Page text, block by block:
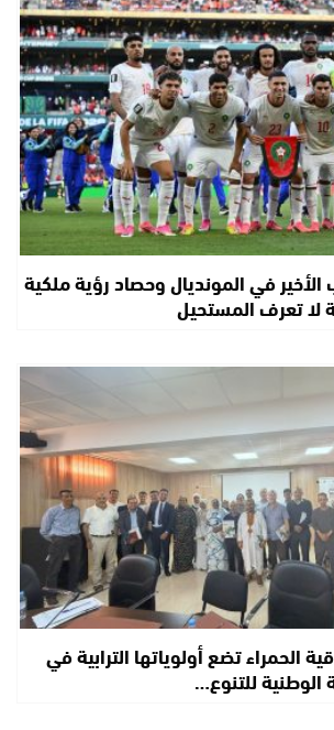
في المونديال وحصاد رؤية ملكية
تعرف المستحيل
الحمراء تضع أولوياتها الترابية في
الوطنية للتنوع…